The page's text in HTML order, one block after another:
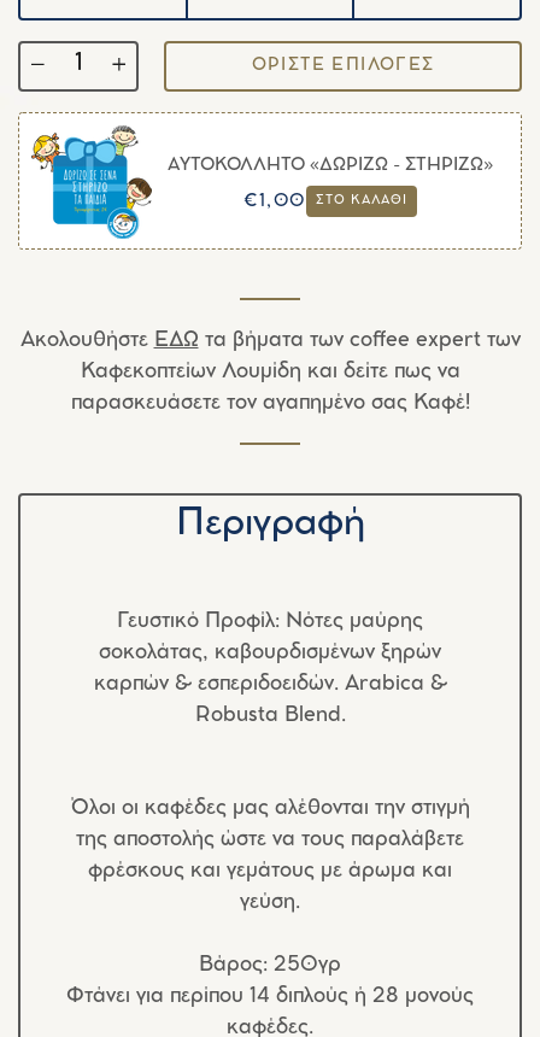
− +
ΟΡΙΣΤΕ ΕΠΙΛΟΓΕΣ
ΑΥΤΟΚΟΛΛΗΤΟ «ΔΩΡΙΖΩ - ΣΤΗΡΙΖΩ»
Κανονική
Τιμή
έκπτωσης
€1,00 ΣΤΟ ΚΑΛΑΘΙ
Ακολουθήστε ΕΔΩ τα βήματα των coffee expert των
Καφεκοπτείων Λουμίδη και δείτε πως να
παρασκευάσετε τον αγαπημένο σας Καφέ!
Περιγραφή
Γευστικό Προφίλ: Νότες μαύρης
σοκολάτας, καβουρδισμένων ξηρών
καρπών & εσπεριδοειδών. Arabica &
Robusta Blend.
Όλοι οι καφέδες μας αλέθονται την στιγμή
της αποστολής ώστε να τους παραλάβετε
φρέσκους και γεμάτους με άρωμα και
γεύση.
Βάρος: 250γρ
Φτάνει για περίπου 14 διπλούς ή 28 μονούς
καφέδες.